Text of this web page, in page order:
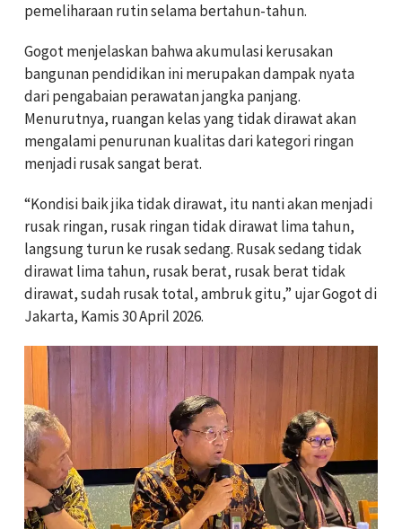
pemeliharaan rutin selama bertahun-tahun.
Gogot menjelaskan bahwa akumulasi kerusakan
bangunan pendidikan ini merupakan dampak nyata
dari pengabaian perawatan jangka panjang.
Menurutnya, ruangan kelas yang tidak dirawat akan
mengalami penurunan kualitas dari kategori ringan
menjadi rusak sangat berat.
“Kondisi baik jika tidak dirawat, itu nanti akan menjadi
rusak ringan, rusak ringan tidak dirawat lima tahun,
langsung turun ke rusak sedang. Rusak sedang tidak
dirawat lima tahun, rusak berat, rusak berat tidak
dirawat, sudah rusak total, ambruk gitu,” ujar Gogot di
Jakarta, Kamis 30 April 2026.